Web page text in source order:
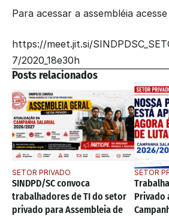
Para acessar a assembléia
https://meet.jit.si/
7/2020_18e30h
Posts relacionados
SETOR PRIVADO
SINDPD/SC convoca
trabalhadores de TI do setor
privado para Assembleia de
SETOR
Privado